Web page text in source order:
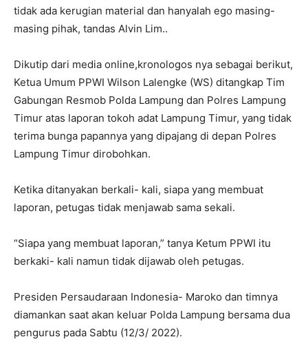
tidak ada kerugian material dan hanyalah ego masing-
masing pihak, tandas Alvin Lim..
Dikutip dari media online,kronologos nya sebagai berikut,
Ketua Umum PPWI Wilson Lalengke (WS) ditangkap Tim
Gabungan Resmob Polda Lampung dan Polres Lampung
Timur atas laporan tokoh adat Lampung Timur, yang tidak
terima bunga papannya yang dipajang di depan Polres
Lampung Timur dirobohkan.
Ketika ditanyakan berkali- kali, siapa yang membuat
laporan, petugas tidak menjawab sama sekali.
“Siapa yang membuat laporan,” tanya Ketum PPWI itu
berkaki- kali namun tidak dijawab oleh petugas.
Presiden Persaudaraan Indonesia- Maroko dan timnya
diamankan saat akan keluar Polda Lampung bersama dua
pengurus pada Sabtu (12/3/ 2022).